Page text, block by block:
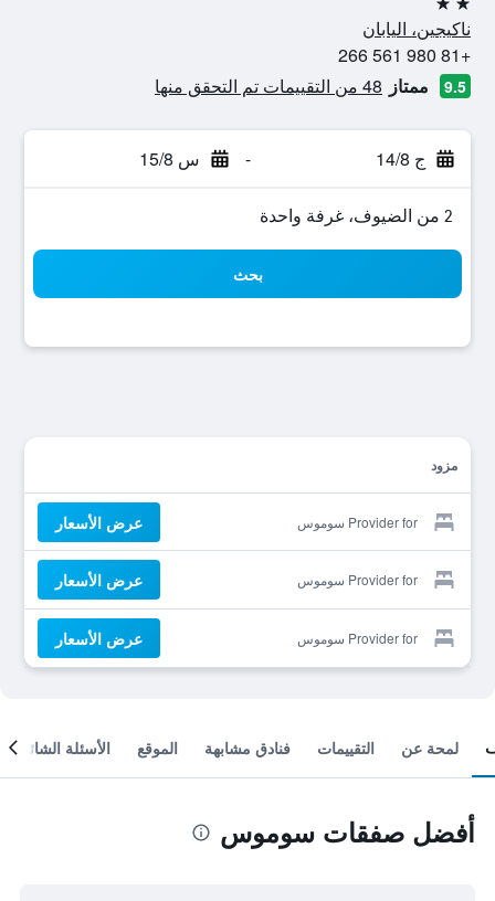
2 نجمتين
ناكيجين، اليابان
+81 980 561 266
9.5 ممتاز 48 من التقييمات تم التحقق منها
ج 14/8 - س 15/8
2 من الضيوف، غرفة واحدة
بحث
مزود
Provider for سوموس عرض الأسعار
Provider for سوموس عرض الأسعار
Provider for سوموس عرض الأسعار
لمحة عن التقييمات فنادق مشابهة الموقع الأسئلة الشائعة
أفضل صفقات سوموس